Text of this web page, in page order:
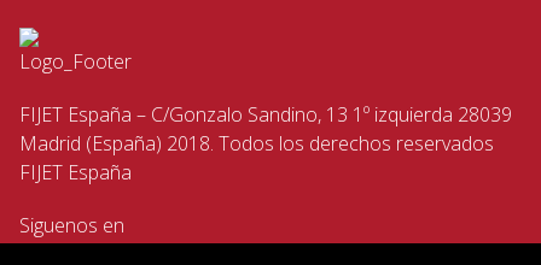
FIJET España – C/Gonzalo Sandino, 13 1º izquierda 28039
Madrid (España) 2018. Todos los derechos reservados
FIJET España
Siguenos en